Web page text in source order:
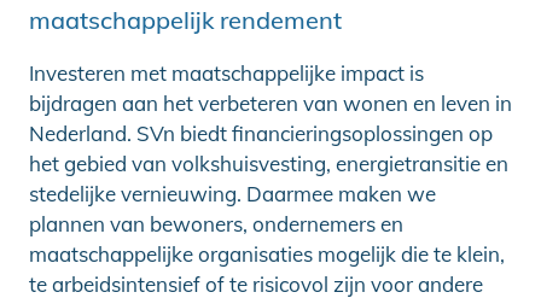
maatschappelijk rendement
Investeren met maatschappelijke impact is
bijdragen aan het verbeteren van wonen en leven in
Nederland. SVn biedt financieringsoplossingen op
het gebied van volkshuisvesting, energietransitie en
stedelijke vernieuwing. Daarmee maken we
plannen van bewoners, ondernemers en
maatschappelijke organisaties mogelijk die te klein,
te arbeidsintensief of te risicovol zijn voor andere